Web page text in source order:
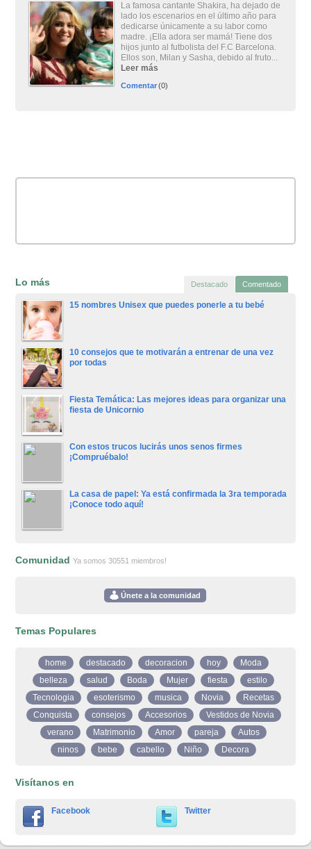
La famosa cantante Shakira, ha dejado de
lado los escenarios en el último año para
dedicarse únicamente a su labor como
madre. ¡Ella adora ser mamá! Tiene dos
hijos junto al futbolista del F.C Barcelona.
Ellos son, Milan y Sasha, debido al fruto...
Leer más
Comentar(0)
Lo más Destacado Comentado
15 nombres Unisex que puedes ponerle a tu bebé
10 consejos que te motivarán a entrenar de una vez
por todas
Fiesta Temática: Las mejores ideas para organizar una
fiesta de Unicornio
Con estos trucos lucirás unos senos firmes
¡Compruébalo!
La casa de papel: Ya está confirmada la 3ra temporada
¡Conoce todo aquí!
ComunidadYa somos 30551 miembros!
Únete a la comunidad
Temas Populares
home destacado decoracion hoy
Moda
belleza
salud Boda Mujer fiesta
estilo
Tecnologia
esoterismo musica Novia
Recetas
Conquista
consejos Accesorios
Vestidos de Novia
verano
Matrimonio Amor pareja
Autos
ninos
bebe cabello Niño Decora
Visítanos en
Facebook Twitter